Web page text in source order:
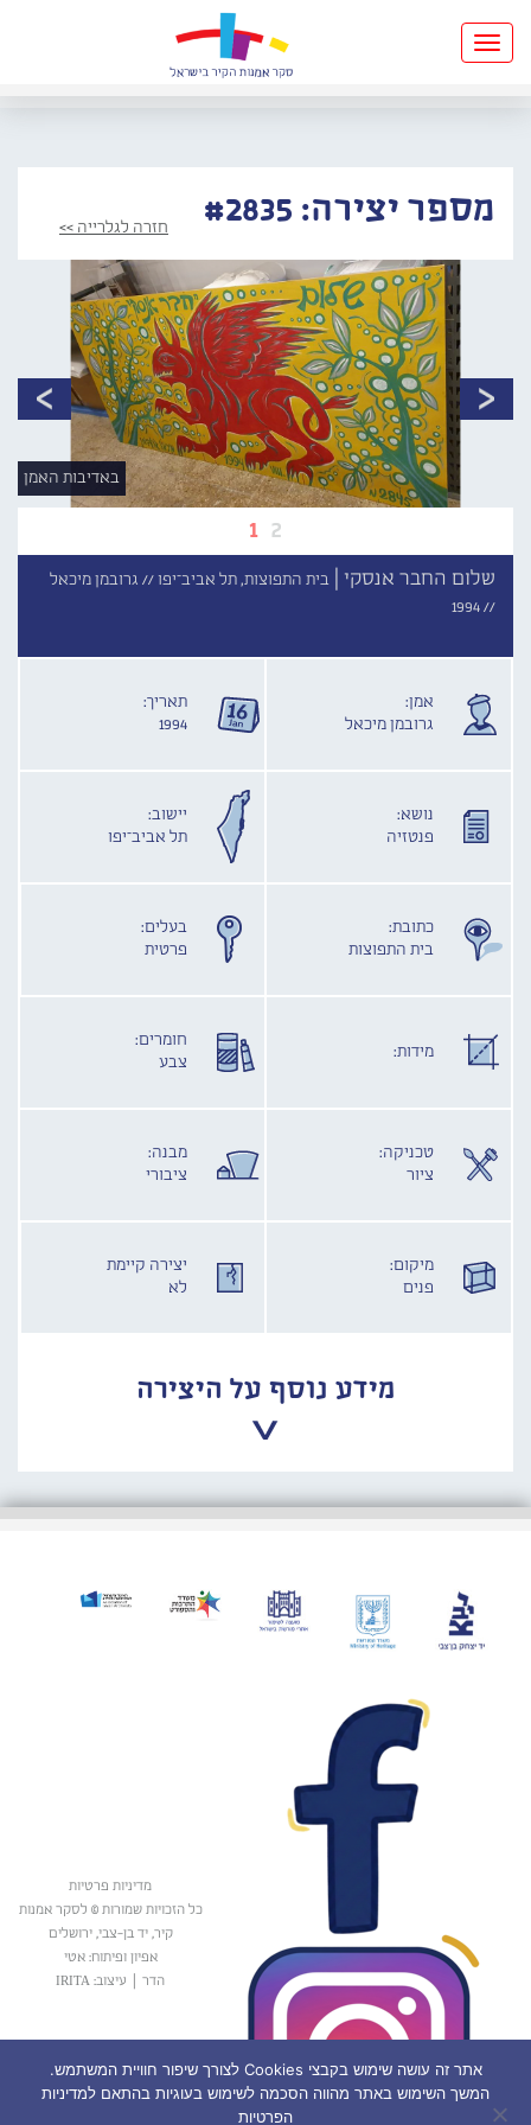
Toggle
navigation
מספר יצירה: #2835 חזרה לגלרייה >>
1 2
באדיבות האמן
שלום החבר אנסקי | בית התפוצות, תל אביב־יפו // גרובמן מיכאל
//
1994
אמן:
גרובמן מיכאל
תאריך:
1994
נושא:
פנטזיה
יישוב:
תל אביב־יפו
כתובת:
בית התפוצות
בעלים:
פרטית
מידות:
חומרים:
צבע
טכניקה:
ציור
מבנה:
ציבורי
מיקום:
פנים
יצירה קיימת
לא
מידע נוסף על היצירה
מדיניות פרטיות
כל הזכויות שמורות © לסקר אמנות
קיר, יד בן-צבי, ירושלים
אפיון ופיתוח: אטי
הדר
עיצוב: IRITA
אתר זה עושה שימוש בקבצי Cookies לצורך שיפור חוויית המשתמש.
המשך השימוש באתר מהווה הסכמה לשימוש בעוגיות בהתאם למדיניות
הפרטיות